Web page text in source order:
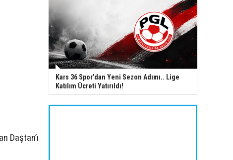
Daştan’ı
Kars 36 Spor’dan Yeni Sezon Adımı.. Lige
Katılım Ücreti Yatırıldı!